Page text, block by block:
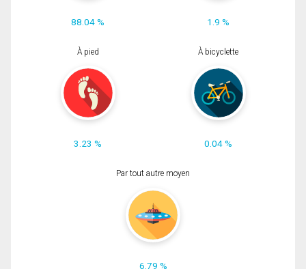
88.04 % 1.9 %
À pied
3.23 %
À bicyclette
0.04 %
Par tout autre moyen
6.79 %